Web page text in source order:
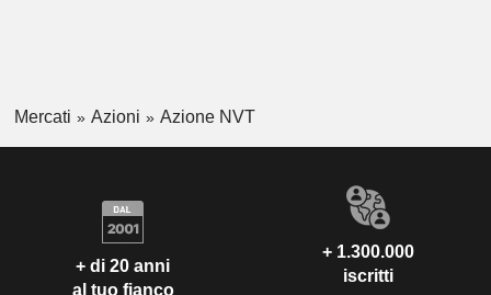
Mercati Azioni Azione NVT
+ di 20 anni
al tuo fianco
+ 1.300.000
iscritti